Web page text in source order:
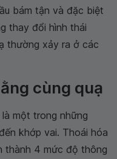
bám tận và đặc biệt
thay đổi hình thái
thường xảy ra ở các
cùng quạ
là một trong những
khớp vai. Thoái hóa
thành 4 mức độ thông